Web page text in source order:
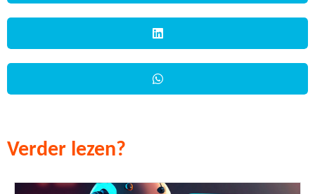
Verder lezen?